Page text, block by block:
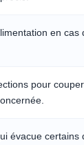
en cas
pour couper
évacue certains